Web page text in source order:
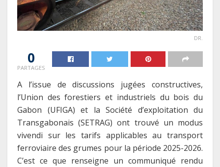
DR.
0
PARTAGES
A l’issue de discussions jugées constructives,
l’Union des forestiers et industriels du bois du
Gabon (UFIGA) et la Société d’exploitation du
Transgabonais (SETRAG) ont trouvé un modus
vivendi sur les tarifs applicables au transport
ferroviaire des grumes pour la période 2025-2026.
C’est ce que renseigne un communiqué rendu